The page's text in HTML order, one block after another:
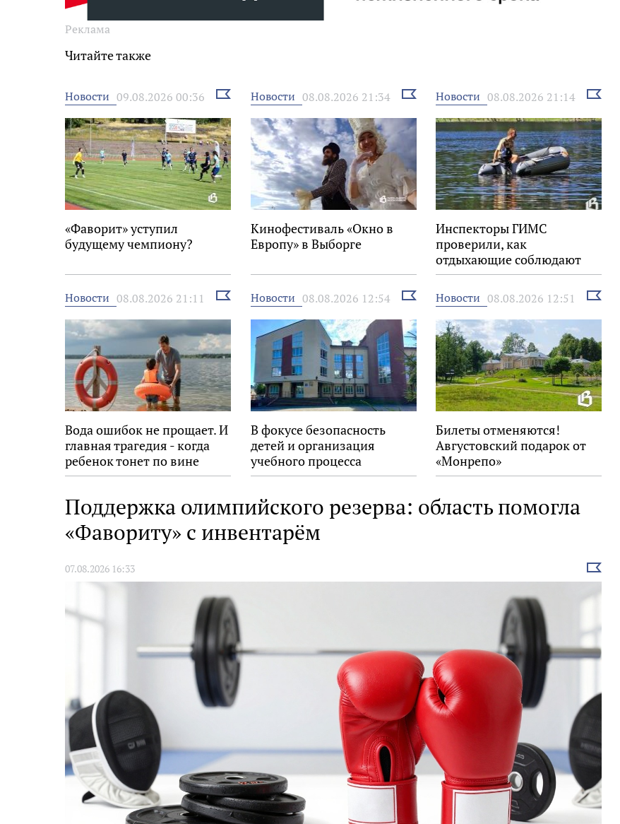
Реклама
Читайте также
Новости 09.08.2026 00:36
Выбрать
новость
«Фаворит» уступил
будущему чемпиону?
Новости 08.08.2026 21:34
Выбрать
новость
Кинофестиваль «Окно в
Европу» в Выборге
Новости 08.08.2026 21:14
Выбрать
Инспекторы ГИМС
проверили, как
отдыхающие соблюдают
правила на воде
Новости 08.08.2026 21:11
Выбрать
новость
Вода ошибок не прощает. И
главная трагедия - когда
ребенок тонет по вине
взрослых
Новости 08.08.2026 12:54
Выбрать
новость
В фокусе безопасность
детей и организация
учебного процесса
Новости 08.08.2026 12:51
Выбрать
Билеты отменяются!
Августовский подарок от
«Монрепо»
Поддержка олимпийского резерва: область помогла
«Фавориту» с инвентарём
07.08.2026 16:33
Выбрать
новость